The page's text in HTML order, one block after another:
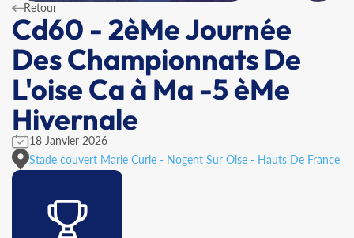
Retour
Cd60 - 2èMe Journée
Des Championnats De
L'oise Ca à Ma -5 èMe
Hivernale
18 Janvier 2026
Stade couvert Marie Curie - Nogent Sur Oise - Hauts De France